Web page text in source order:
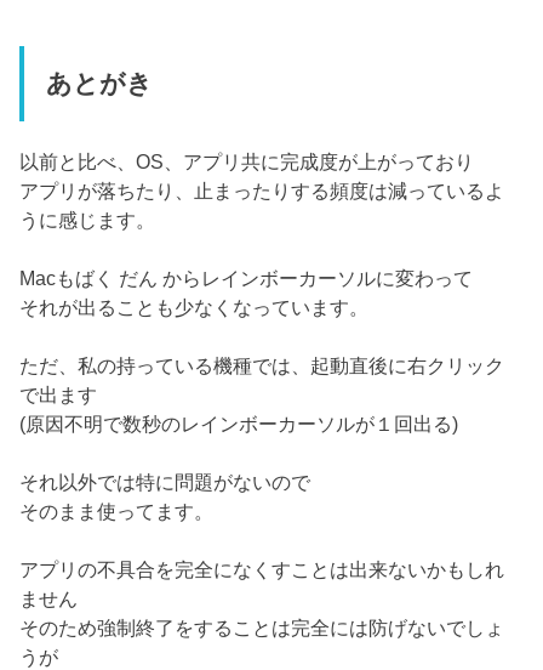
あとがき
以前と比べ、OS、アプリ共に完成度が上がっており
アプリが落ちたり、止まったりする頻度は減っているよ
うに感じます。
Macもばく だん からレインボーカーソルに変わって
それが出ることも少なくなっています。
ただ、私の持っている機種では、起動直後に右クリック
で出ます
(原因不明で数秒のレインボーカーソルが１回出る)
それ以外では特に問題がないので
そのまま使ってます。
アプリの不具合を完全になくすことは出来ないかもしれ
ません
そのため強制終了をすることは完全には防げないでしょ
うが